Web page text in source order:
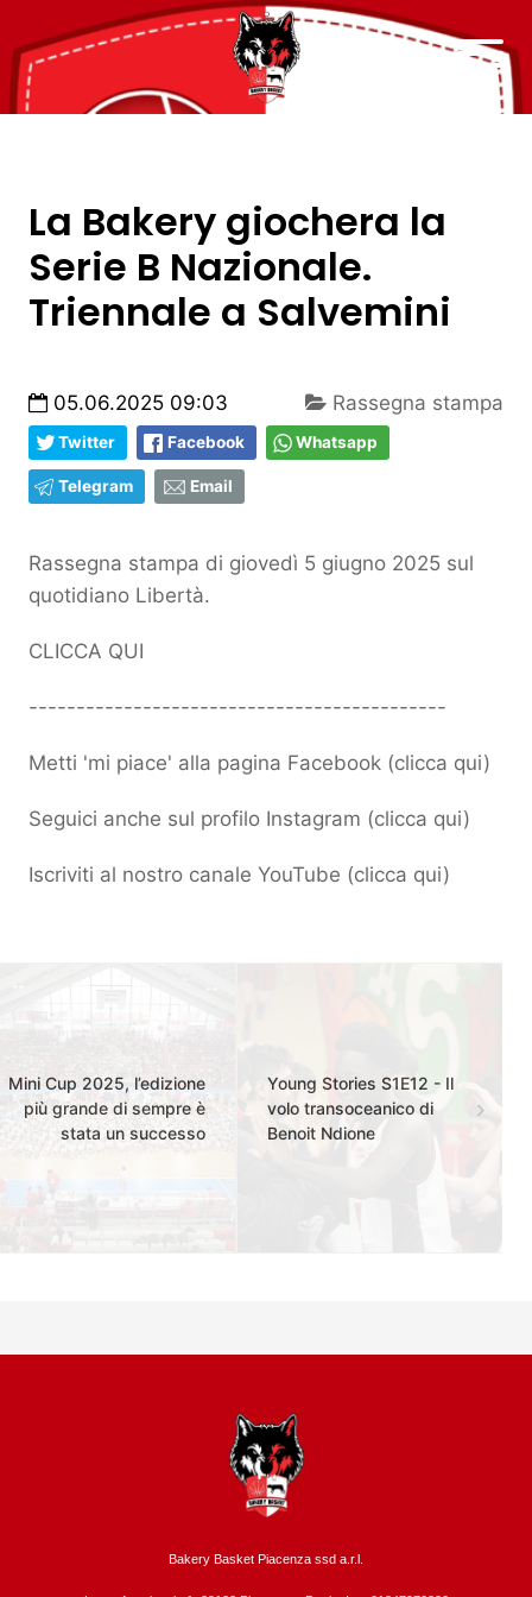
La Bakery giochera la
Serie B Nazionale.
Triennale a Salvemini
05.06.2025 09:03 Rassegna stampa
Twitter Facebook Whatsapp
Telegram Email
Rassegna stampa di giovedì 5 giugno 2025 sul
quotidiano Libertà.
CLICCA QUI
--------------------------------------------
Metti 'mi piace' alla pagina Facebook (clicca qui)
Seguici anche sul profilo Instagram (clicca qui)
Iscriviti al nostro canale YouTube (clicca qui)
Mini Cup 2025, l’edizione
più grande di sempre è
stata un successo
Young Stories S1E12 - Il
volo transoceanico di
Benoit Ndione
Bakery Basket Piacenza ssd a.r.l.